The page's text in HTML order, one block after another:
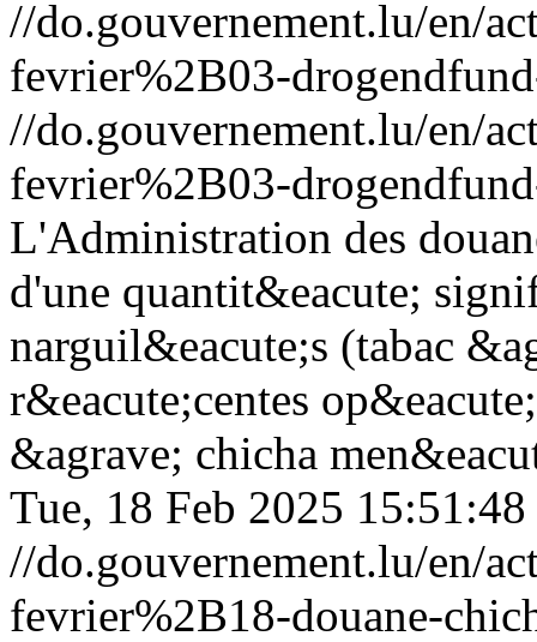
//do.gouvernement.lu/en/
fevrier%2B03-
//do.gouvernement.lu/en/
fevrier%2B03-
L'Administration des
d'une quantit&eacute;
narguil&eacute;s (tabac
r&eacute;centes
&agrave; chicha
Tue, 18 Feb 2025
//do.gouvernement.lu/en/
fevrier%2B18-douane-